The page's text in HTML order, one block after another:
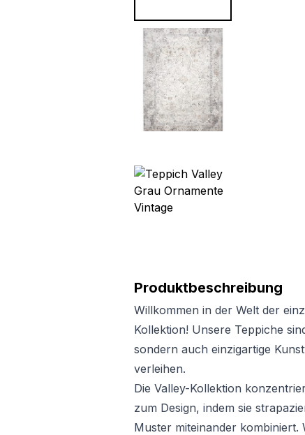
Produktbeschreibung
Willkommen in der Welt der
Kollektion! Unsere Teppiche
sondern auch einzigartige
verleihen.
Die Valley-Kollektion
zum Design, indem sie
Muster miteinander kombiniert.